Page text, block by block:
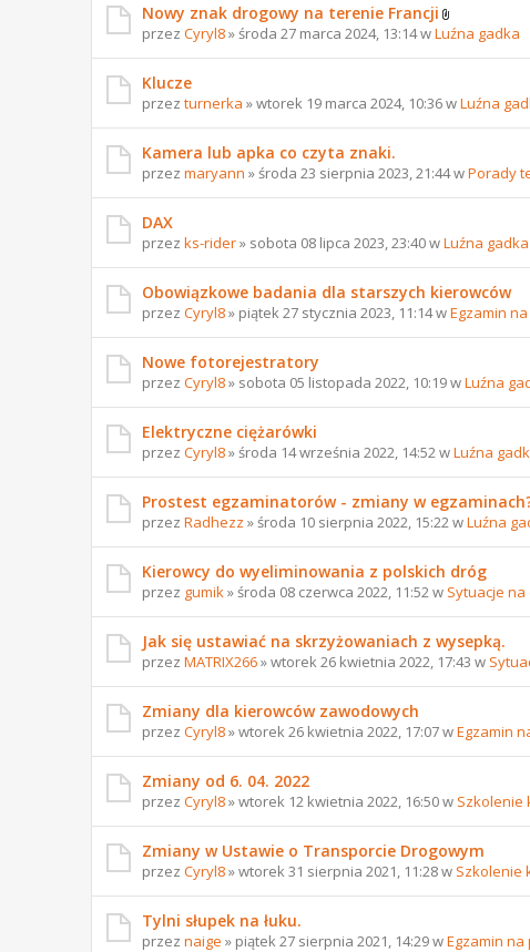
Nowy znak drogowy na terenie Francji
przez Cyryl8» środa 27 marca 2024, 13:14 wLuźna gadka
Klucze
przez turnerka » wtorek 19 marca 2024, 10:36 wLuźna
Kamera lub apka co czyta znaki.
przez maryann » środa 23 sierpnia 2023, 21:44 wPorady
DAX
przez ks-rider» sobota 08 lipca 2023, 23:40 wLuźna gadka
Obowiązkowe badania dla starszych kierowców
przez Cyryl8» piątek 27 stycznia 2023, 11:14 wEgzamin
Nowe fotorejestratory
przez Cyryl8» sobota 05 listopada 2022, 10:19 wLuźna
Elektryczne ciężarówki
przez Cyryl8» środa 14 września 2022, 14:52 wLuźna
Prostest egzaminatorów - zmiany w
przez Radhezz » środa 10 sierpnia 2022, 15:22 wLuźna
Kierowcy do wyeliminowania z polskich dróg
przez gumik » środa 08 czerwca 2022, 11:52 w Sytuacje
Jak się ustawiać na skrzyżowaniach z wysepką.
przez MATRIX266» wtorek 26 kwietnia 2022, 17:43 w
Zmiany dla kierowców zawodowych
przez Cyryl8» wtorek 26 kwietnia 2022, 17:07 wEgzamin
Zmiany od 6. 04. 2022
przez Cyryl8» wtorek 12 kwietnia 2022, 16:50 w Szkolenie
Zmiany w Ustawie o Transporcie Drogowym
przez Cyryl8» wtorek 31 sierpnia 2021, 11:28 w Szkolenie
Tylni słupek na łuku.
przez naige » piątek 27 sierpnia 2021, 14:29 wEgzamin